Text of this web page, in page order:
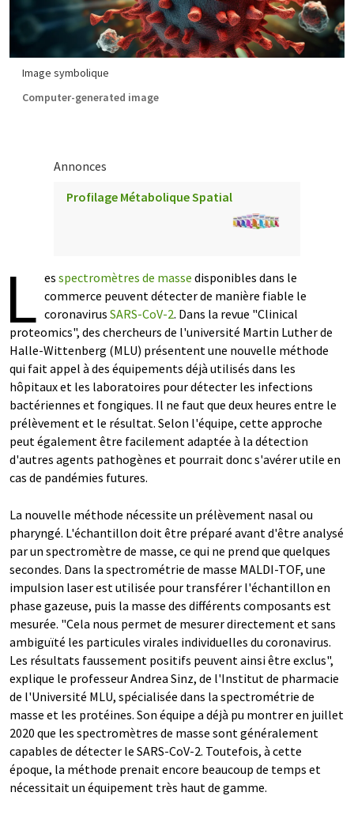
Image symbolique
Computer-generated image
Annonces
Profilage Métabolique Spatial
L es spectromètres de masse disponibles dans le
commerce peuvent détecter de manière fiable le
coronavirus SARS-CoV-2. Dans la revue "Clinical
proteomics", des chercheurs de l'université Martin Luther de
Halle-Wittenberg (MLU) présentent une nouvelle méthode
qui fait appel à des équipements déjà utilisés dans les
hôpitaux et les laboratoires pour détecter les infections
bactériennes et fongiques. Il ne faut que deux heures entre le
prélèvement et le résultat. Selon l'équipe, cette approche
peut également être facilement adaptée à la détection
d'autres agents pathogènes et pourrait donc s'avérer utile en
cas de pandémies futures.
La nouvelle méthode nécessite un prélèvement nasal ou
pharyngé. L'échantillon doit être préparé avant d'être analysé
par un spectromètre de masse, ce qui ne prend que quelques
secondes. Dans la spectrométrie de masse MALDI-TOF, une
impulsion laser est utilisée pour transférer l'échantillon en
phase gazeuse, puis la masse des différents composants est
mesurée. "Cela nous permet de mesurer directement et sans
ambiguïté les particules virales individuelles du coronavirus.
Les résultats faussement positifs peuvent ainsi être exclus",
explique le professeur Andrea Sinz, de l'Institut de pharmacie
de l'Université MLU, spécialisée dans la spectrométrie de
masse et les protéines. Son équipe a déjà pu montrer en juillet
2020 que les spectromètres de masse sont généralement
capables de détecter le SARS-CoV-2. Toutefois, à cette
époque, la méthode prenait encore beaucoup de temps et
nécessitait un équipement très haut de gamme.